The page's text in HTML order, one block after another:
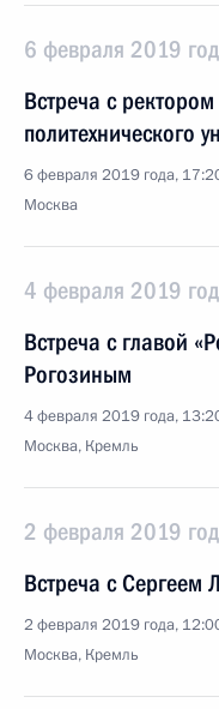
6 февраля 2019
Встреча с
политехнического
6 февраля 2019 года,
Москва
4 февраля 2019
Встреча с главой
Рогозиным
4 февраля 2019 года,
Москва, Кремль
2 февраля 2019
Встреча с
2 февраля 2019 года,
Москва, Кремль